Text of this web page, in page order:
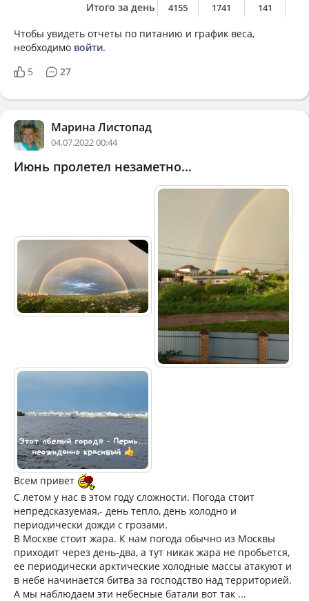
Итого за день 4155 1741 141
Чтобы увидеть отчеты по питанию и график веса,
необходимо войти.
5
27
Марина Листопад
04.07.2022 00:44
Июнь пролетел незаметно...
Всем привет
С летом у нас в этом году сложности. Погода стоит
непредсказуемая,- день тепло, день холодно и
периодически дожди с грозами.
В Москве стоит жара. К нам погода обычно из Москвы
приходит через день-два, а тут никак жара не пробьется,
ее периодически арктические холодные массы атакуют и
в небе начинается битва за господство над территорией.
А мы наблюдаем эти небесные батали вот так ...